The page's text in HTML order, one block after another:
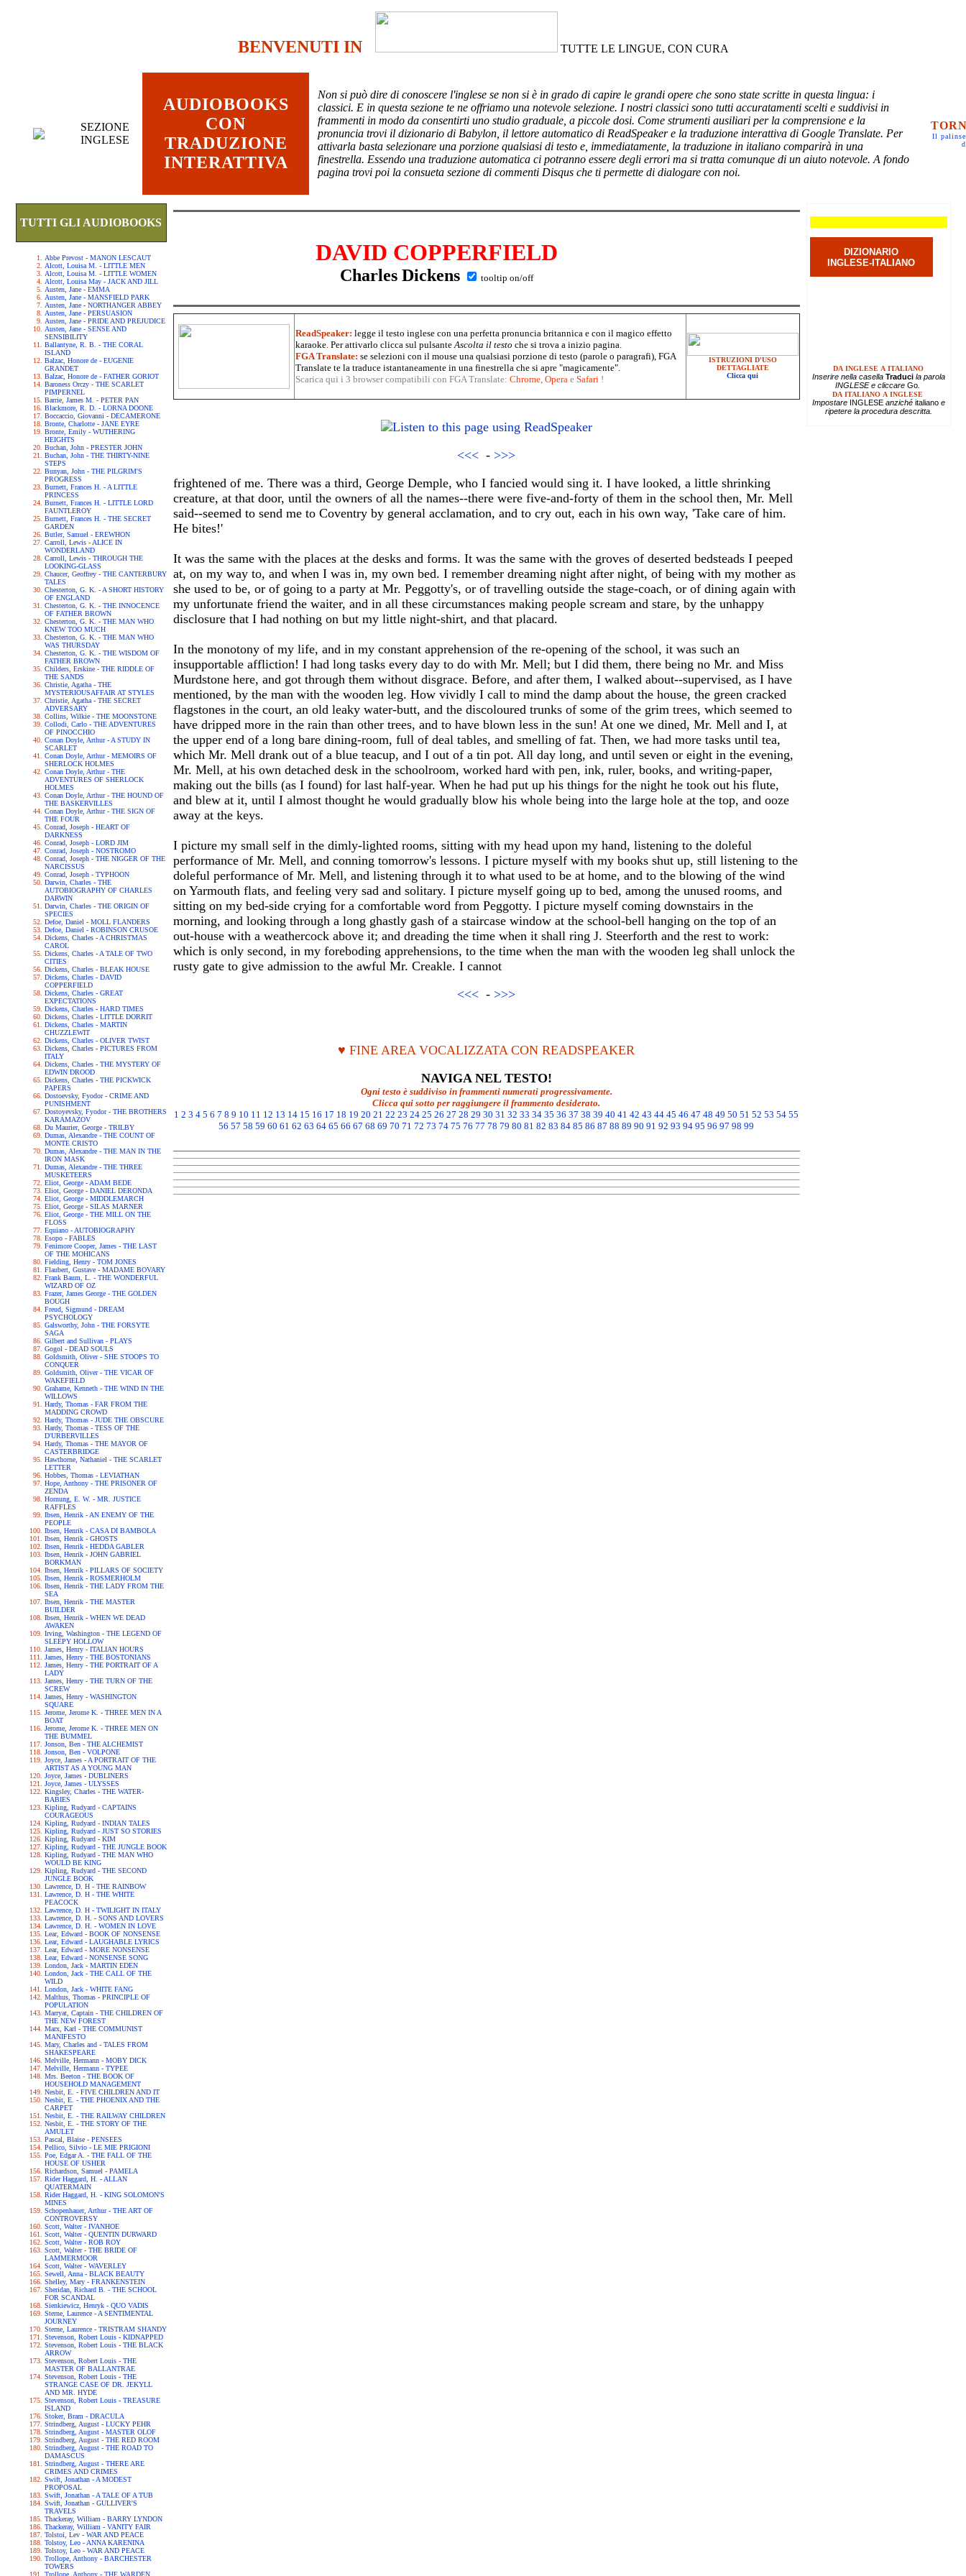
BENVENUTI IN TUTTE LE LINGUE, CON CURA
SEZIONE
INGLESE
AUDIOBOOKS
CON
TRADUZIONE
INTERATTIVA
Non si può dire di conoscere l'inglese se non si è in grado di capire le grandi opere che sono state scritte in questa lingua: i
classici. E in questa sezione te ne offriamo una notevole selezione. I nostri classici sono tutti accuratamenti scelti e suddivisi in
frammenti in modo da consentirti uno studio graduale, a piccole dosi. Come strumenti ausiliari per la comprensione e la
pronuncia trovi il dizionario di Babylon, il lettore automatico di ReadSpeaker e la traduzione interattiva di Google Translate. Per
attivarla basta selezionare una porzione qualsiasi di testo e, immediatamente, la traduzione in italiano comparirà in una
finestrella. Essendo una traduzione automatica ci potranno essere degli errori ma si tratta comunque di un aiuto notevole. A fondo
pagina trovi poi la consueta sezione di commenti Disqus che ti permette di dialogare con noi.
Il
TUTTI GLI AUDIOBOOKS
Abbe Prevost - MANON LESCAUT
Alcott, Louisa M. - LITTLE MEN
Alcott, Louisa M. - LITTLE WOMEN
Alcott, Louisa May - JACK AND JILL
Austen, Jane - EMMA
Austen, Jane - MANSFIELD PARK
Austen, Jane - NORTHANGER ABBEY
Austen, Jane - PERSUASION
Austen, Jane - PRIDE AND PREJUDICE
Austen, Jane - SENSE AND
SENSIBILITY
Ballantyne, R. B. - THE CORAL
ISLAND
Balzac, Honore de - EUGENIE
GRANDET
Balzac, Honore de - FATHER GORIOT
Baroness Orczy - THE SCARLET
PIMPERNEL
Barrie, James M. - PETER PAN
Blackmore, R. D. - LORNA DOONE
Boccaccio, Giovanni - DECAMERONE
Bronte, Charlotte - JANE EYRE
Bronte, Emily - WUTHERING
HEIGHTS
Buchan, John - PRESTER JOHN
Buchan, John - THE THIRTY-NINE
STEPS
Bunyan, John - THE PILGRIM'S
PROGRESS
Burnett, Frances H. - A LITTLE
PRINCESS
Burnett, Frances H. - LITTLE LORD
FAUNTLEROY
Burnett, Frances H. - THE SECRET
GARDEN
Butler, Samuel - EREWHON
Carroll, Lewis - ALICE IN
WONDERLAND
Carroll, Lewis - THROUGH THE
LOOKING-GLASS
Chaucer, Geoffrey - THE CANTERBURY
TALES
Chesterton, G. K. - A SHORT HISTORY
OF ENGLAND
Chesterton, G. K. - THE INNOCENCE
OF FATHER BROWN
Chesterton, G. K. - THE MAN WHO
KNEW TOO MUCH
Chesterton, G. K. - THE MAN WHO
WAS THURSDAY
Chesterton, G. K. - THE WISDOM OF
FATHER BROWN
Childers, Erskine - THE RIDDLE OF
THE SANDS
Christie, Agatha - THE
MYSTERIOUSAFFAIR AT STYLES
Christie, Agatha - THE SECRET
ADVERSARY
Collins, Wilkie - THE MOONSTONE
Collodi, Carlo - THE ADVENTURES
OF PINOCCHIO
Conan Doyle, Arthur - A STUDY IN
SCARLET
Conan Doyle, Arthur - MEMOIRS OF
SHERLOCK HOLMES
Conan Doyle, Arthur - THE
ADVENTURES OF SHERLOCK
HOLMES
Conan Doyle, Arthur - THE HOUND OF
THE BASKERVILLES
Conan Doyle, Arthur - THE SIGN OF
THE FOUR
Conrad, Joseph - HEART OF
DARKNESS
Conrad, Joseph - LORD JIM
Conrad, Joseph - NOSTROMO
Conrad, Joseph - THE NIGGER OF THE
NARCISSUS
Conrad, Joseph - TYPHOON
Darwin, Charles - THE
AUTOBIOGRAPHY OF CHARLES
DARWIN
Darwin, Charles - THE ORIGIN OF
SPECIES
Defoe, Daniel - MOLL FLANDERS
Defoe, Daniel - ROBINSON CRUSOE
Dickens, Charles - A CHRISTMAS
CAROL
Dickens, Charles - A TALE OF TWO
CITIES
Dickens, Charles - BLEAK HOUSE
Dickens, Charles - DAVID
COPPERFIELD
Dickens, Charles - GREAT
EXPECTATIONS
Dickens, Charles - HARD TIMES
Dickens, Charles - LITTLE DORRIT
Dickens, Charles - MARTIN
CHUZZLEWIT
Dickens, Charles - OLIVER TWIST
Dickens, Charles - PICTURES FROM
ITALY
Dickens, Charles - THE MYSTERY OF
EDWIN DROOD
Dickens, Charles - THE PICKWICK
PAPERS
Dostoevsky, Fyodor - CRIME AND
PUNISHMENT
Dostoyevsky, Fyodor - THE BROTHERS
KARAMAZOV
Du Maurier, George - TRILBY
Dumas, Alexandre - THE COUNT OF
MONTE CRISTO
Dumas, Alexandre - THE MAN IN THE
IRON MASK
Dumas, Alexandre - THE THREE
MUSKETEERS
Eliot, George - ADAM BEDE
Eliot, George - DANIEL DERONDA
Eliot, George - MIDDLEMARCH
Eliot, George - SILAS MARNER
Eliot, George - THE MILL ON THE
FLOSS
Equiano - AUTOBIOGRAPHY
Esopo - FABLES
Fenimore Cooper, James - THE LAST
OF THE MOHICANS
Fielding, Henry - TOM JONES
Flaubert, Gustave - MADAME BOVARY
Frank Baum, L. - THE WONDERFUL
WIZARD OF OZ
Frazer, James George - THE GOLDEN
BOUGH
Freud, Sigmund - DREAM
PSYCHOLOGY
Galsworthy, John - THE FORSYTE
SAGA
Gilbert and Sullivan - PLAYS
Gogol - DEAD SOULS
Goldsmith, Oliver - SHE STOOPS TO
CONQUER
Goldsmith, Oliver - THE VICAR OF
WAKEFIELD
Grahame, Kenneth - THE WIND IN THE
WILLOWS
Hardy, Thomas - FAR FROM THE
MADDING CROWD
Hardy, Thomas - JUDE THE OBSCURE
Hardy, Thomas - TESS OF THE
D'URBERVILLES
Hardy, Thomas - THE MAYOR OF
CASTERBRIDGE
Hawthorne, Nathaniel - THE SCARLET
LETTER
Hobbes, Thomas - LEVIATHAN
Hope, Anthony - THE PRISONER OF
ZENDA
Hornung, E. W. - MR. JUSTICE
RAFFLES
Ibsen, Henrik - AN ENEMY OF THE
PEOPLE
Ibsen, Henrik - CASA DI BAMBOLA
Ibsen, Henrik - GHOSTS
Ibsen, Henrik - HEDDA GABLER
Ibsen, Henrik - JOHN GABRIEL
BORKMAN
Ibsen, Henrik - PILLARS OF SOCIETY
Ibsen, Henrik - ROSMERHOLM
Ibsen, Henrik - THE LADY FROM THE
SEA
Ibsen, Henrik - THE MASTER
BUILDER
Ibsen, Henrik - WHEN WE DEAD
AWAKEN
Irving, Washington - THE LEGEND OF
SLEEPY HOLLOW
James, Henry - ITALIAN HOURS
James, Henry - THE BOSTONIANS
James, Henry - THE PORTRAIT OF A
LADY
James, Henry - THE TURN OF THE
SCREW
James, Henry - WASHINGTON
SQUARE
Jerome, Jerome K. - THREE MEN IN A
BOAT
Jerome, Jerome K. - THREE MEN ON
THE BUMMEL
Jonson, Ben - THE ALCHEMIST
Jonson, Ben - VOLPONE
Joyce, James - A PORTRAIT OF THE
ARTIST AS A YOUNG MAN
Joyce, James - DUBLINERS
Joyce, James - ULYSSES
Kingsley, Charles - THE WATER-
BABIES
Kipling, Rudyard - CAPTAINS
COURAGEOUS
Kipling, Rudyard - INDIAN TALES
Kipling, Rudyard - JUST SO STORIES
Kipling, Rudyard - KIM
Kipling, Rudyard - THE JUNGLE BOOK
Kipling, Rudyard - THE MAN WHO
WOULD BE KING
Kipling, Rudyard - THE SECOND
JUNGLE BOOK
Lawrence, D. H - THE RAINBOW
Lawrence, D. H - THE WHITE
PEACOCK
Lawrence, D. H - TWILIGHT IN ITALY
Lawrence, D. H. - SONS AND LOVERS
Lawrence, D. H. - WOMEN IN LOVE
Lear, Edward - BOOK OF NONSENSE
Lear, Edward - LAUGHABLE LYRICS
Lear, Edward - MORE NONSENSE
Lear, Edward - NONSENSE SONG
London, Jack - MARTIN EDEN
London, Jack - THE CALL OF THE
WILD
London, Jack - WHITE FANG
Malthus, Thomas - PRINCIPLE OF
POPULATION
Marryat, Captain - THE CHILDREN OF
THE NEW FOREST
Marx, Karl - THE COMMUNIST
MANIFESTO
Mary, Charles and - TALES FROM
SHAKESPEARE
Melville, Hermann - MOBY DICK
Melville, Hermann - TYPEE
Mrs. Beeton - THE BOOK OF
HOUSEHOLD MANAGEMENT
Nesbit, E. - FIVE CHILDREN AND IT
Nesbit, E. - THE PHOENIX AND THE
CARPET
Nesbit, E. - THE RAILWAY CHILDREN
Nesbit, E. - THE STORY OF THE
AMULET
Pascal, Blaise - PENSEES
Pellico, Silvio - LE MIE PRIGIONI
Poe, Edgar A. - THE FALL OF THE
HOUSE OF USHER
Richardson, Samuel - PAMELA
Rider Haggard, H. - ALLAN
QUATERMAIN
Rider Haggard, H. - KING SOLOMON'S
MINES
Schopenhauer, Arthur - THE ART OF
CONTROVERSY
Scott, Walter - IVANHOE
Scott, Walter - QUENTIN DURWARD
Scott, Walter - ROB ROY
Scott, Walter - THE BRIDE OF
LAMMERMOOR
Scott, Walter - WAVERLEY
Sewell, Anna - BLACK BEAUTY
Shelley, Mary - FRANKENSTEIN
Sheridan, Richard B. - THE SCHOOL
FOR SCANDAL
Sienkiewicz, Henryk - QUO VADIS
Sterne, Laurence - A SENTIMENTAL
JOURNEY
Sterne, Laurence - TRISTRAM SHANDY
Stevenson, Robert Louis - KIDNAPPED
Stevenson, Robert Louis - THE BLACK
ARROW
Stevenson, Robert Louis - THE
MASTER OF BALLANTRAE
Stevenson, Robert Louis - THE
STRANGE CASE OF DR. JEKYLL
AND MR. HYDE
Stevenson, Robert Louis - TREASURE
ISLAND
Stoker, Bram - DRACULA
Strindberg, August - LUCKY PEHR
Strindberg, August - MASTER OLOF
Strindberg, August - THE RED ROOM
Strindberg, August - THE ROAD TO
DAMASCUS
Strindberg, August - THERE ARE
CRIMES AND CRIMES
Swift, Jonathan - A MODEST
PROPOSAL
Swift, Jonathan - A TALE OF A TUB
Swift, Jonathan - GULLIVER'S
TRAVELS
Thackeray, William - BARRY LYNDON
Thackeray, William - VANITY FAIR
Tolstoi, Lev - WAR AND PEACE
Tolstoy, Leo - ANNA KARENINA
Tolstoy, Leo - WAR AND PEACE
Trollope, Anthony - BARCHESTER
TOWERS
Trollope, Anthony - THE WARDEN
DAVID COPPERFIELD
Charles Dickens tooltip on/off
ReadSpeaker: legge il testo inglese con una perfetta pronuncia britannica e con il magico effetto
karaoke. Per attivarlo clicca sul pulsanteAscolta il testo che si trova a inizio pagina.
FGA Translate: se selezioni con il mouse una qualsiasi porzione di testo (parole o paragrafi), FGA
Translate te la traduce istantaneamente in una finestrella che si apre "magicamente".
Scarica qui i 3 browser compatibili con FGA Translate: Chrome, Operae Safari !
ISTRUZIONI D'USO
DETTAGLIATE
Clicca qui
<<< - >>>
frightened of me. There was a third, George Demple, who I fancied would sing it. I have looked, a little shrinking
creature, at that door, until the owners of all the names--there were five-and-forty of them in the school then, Mr. Mell
said--seemed to send me to Coventry by general acclamation, and to cry out, each in his own way, 'Take care of him.
He bites!'
It was the same with the places at the desks and forms. It was the same with the groves of deserted bedsteads I peeped
at, on my way to, and when I was in, my own bed. I remember dreaming night after night, of being with my mother as
she used to be, or of going to a party at Mr. Peggotty's, or of travelling outside the stage-coach, or of dining again with
my unfortunate friend the waiter, and in all these circumstances making people scream and stare, by the unhappy
disclosure that I had nothing on but my little night-shirt, and that placard.
In the monotony of my life, and in my constant apprehension of the re-opening of the school, it was such an
insupportable affliction! I had long tasks every day to do with Mr. Mell; but I did them, there being no Mr. and Miss
Murdstone here, and got through them without disgrace. Before, and after them, I walked about--supervised, as I have
mentioned, by the man with the wooden leg. How vividly I call to mind the damp about the house, the green cracked
flagstones in the court, an old leaky water-butt, and the discoloured trunks of some of the grim trees, which seemed to
have dripped more in the rain than other trees, and to have blown less in the sun! At one we dined, Mr. Mell and I, at
the upper end of a long bare dining-room, full of deal tables, and smelling of fat. Then, we had more tasks until tea,
which Mr. Mell drank out of a blue teacup, and I out of a tin pot. All day long, and until seven or eight in the evening,
Mr. Mell, at his own detached desk in the schoolroom, worked hard with pen, ink, ruler, books, and writing-paper,
making out the bills (as I found) for last half-year. When he had put up his things for the night he took out his flute,
and blew at it, until I almost thought he would gradually blow his whole being into the large hole at the top, and ooze
away at the keys.
I picture my small self in the dimly-lighted rooms, sitting with my head upon my hand, listening to the doleful
performance of Mr. Mell, and conning tomorrow's lessons. I picture myself with my books shut up, still listening to the
doleful performance of Mr. Mell, and listening through it to what used to be at home, and to the blowing of the wind
on Yarmouth flats, and feeling very sad and solitary. I picture myself going up to bed, among the unused rooms, and
sitting on my bed-side crying for a comfortable word from Peggotty. I picture myself coming downstairs in the
morning, and looking through a long ghastly gash of a staircase window at the school-bell hanging on the top of an
out-house with a weathercock above it; and dreading the time when it shall ring J. Steerforth and the rest to work:
which is only second, in my foreboding apprehensions, to the time when the man with the wooden leg shall unlock the
rusty gate to give admission to the awful Mr. Creakle. I cannot
<<< - >>>
♥ FINE AREA VOCALIZZATA CON READSPEAKER
NAVIGA NEL TESTO!
Ogni testo è suddiviso in frammenti numerati progressivamente.
Clicca qui sotto per raggiungere il frammento desiderato.
1 2 3 4 5 6 7 8 9 10 11 12 13 14 15 16 17 18 19 20 21 22 23 24 25 26 27 28 29 30 31 32 33 34 35 36 37 38 39 40 41 42 43 44 45 46 47 48 49 50 51 52 53 54 55
56 57 58 59 60 61 62 63 64 65 66 67 68 69 70 71 72 73 74 75 76 77 78 79 80 81 82 83 84 85 86 87 88 89 90 91 92 93 94 95 96 97 98 99
DIZIONARIO
INGLESE-ITALIANO
DA INGLESE A ITALIANO
Inserire nella casella Traducila parola
INGLESE e cliccare Go.
DA ITALIANO A INGLESE
Impostare INGLESEanziché italianoe
ripetere la procedura descritta.